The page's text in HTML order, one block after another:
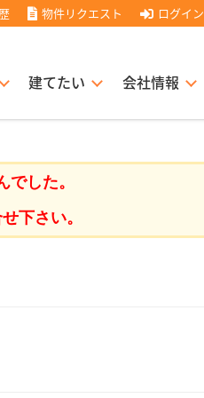
物件リクエスト ログイン
建てたい 会社情報
経営理念
住宅販売協力店募集
した。
下さい。